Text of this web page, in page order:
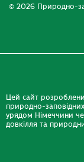
© 2026 Природно-
Цей сайт
природно-заповідних
урядом Німеччини
довкілля та